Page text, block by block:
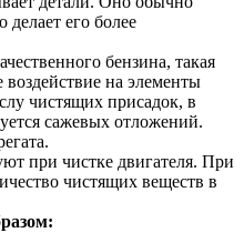
делает его более
бензина, такая
воздействие на элементы
чистящих присадок, в
сажевых отложений.
при чистке двигателя. При
чистящих веществ в